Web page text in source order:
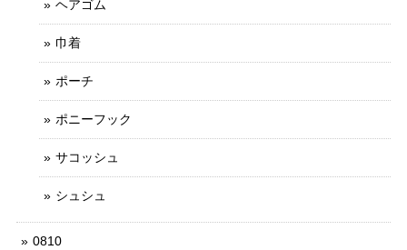
ヘアゴム
巾着
ポーチ
ポニーフック
サコッシュ
シュシュ
0810